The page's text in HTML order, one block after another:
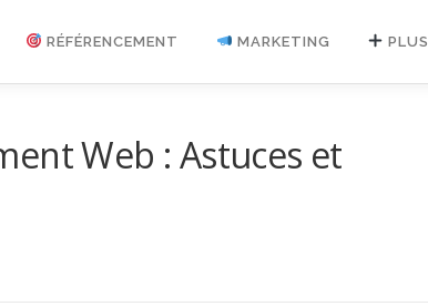
RÉFÉRENCEMENT MARKETING PLUS
Web : Astuces et